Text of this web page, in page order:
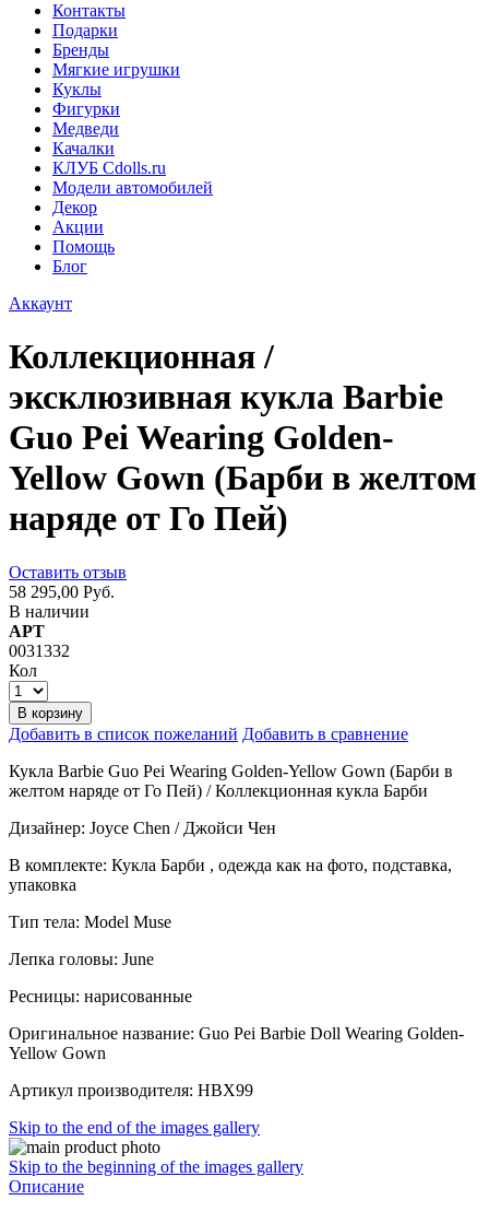
Контакты
Подарки
Бренды
Мягкие игрушки
Куклы
Фигурки
Медведи
Качалки
КЛУБ Cdolls.ru
Модели автомобилей
Декор
Акции
Помощь
Блог
Аккаунт
Коллекционная /
эксклюзивная кукла Barbie
Guo Pei Wearing Golden-
Yellow Gown (Барби в желтом
наряде от Го Пей)
Оставить отзыв
58 295,00 Руб.
В наличии
АРТ
0031332
Кол
В корзину
Добавить в список пожеланий Добавить в сравнение
Кукла Barbie Guo Pei Wearing Golden-Yellow Gown (Барби в
желтом наряде от Го Пей) / Коллекционная кукла Барби
Дизайнер: Joyce Chen / Джойси Чен
В комплекте: Кукла Барби , одежда как на фото, подставка,
упаковка
Тип тела: Model Muse
Лепка головы: June
Ресницы: нарисованные
Оригинальное название: Guo Pei Barbie Doll Wearing Golden-
Yellow Gown
Артикул производителя: HBX99
Skip to the end of the images gallery
Skip to the beginning of the images gallery
Описание